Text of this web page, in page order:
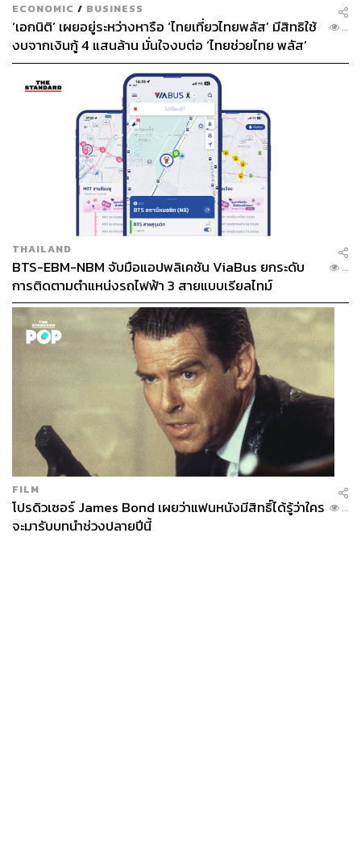
ECONOMIC / BUSINESS
‘เอกนิติ’ เผยอยู่ระหว่างหารือ ‘ไทยเที่ยวไทยพลัส’ มีสิทธิใช้
งบจากเงินกู้ 4 แสนล้าน มั่นใจงบต่อ ‘ไทยช่วยไทย พลัส’
เฟส 2 มีเพียงพอ
...
THAILAND
BTS-EBM-NBM จับมือแอปพลิเคชัน ViaBus ยกระดับ
การติดตามตำแหน่งรถไฟฟ้า 3 สายแบบเรียลไทม์
...
FILM
โปรดิวเซอร์ James Bond เผยว่าแฟนหนังมีสิทธิ์ได้รู้ว่าใคร
จะมารับบทนำช่วงปลายปีนี้
...